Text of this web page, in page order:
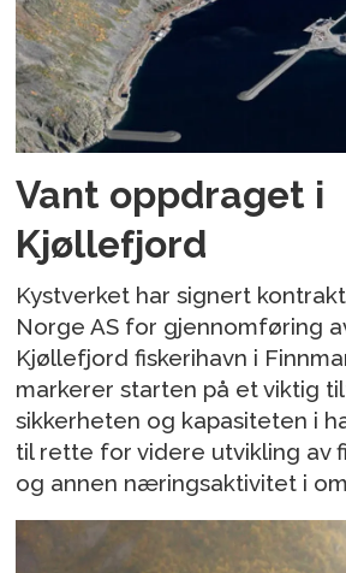
Vant oppdraget i
Kjøllefjord
Kystverket har signert
Norge AS for gjennomføring
Kjøllefjord fiskerihavn i
markerer starten på et viktig
sikkerheten og kapasiteten i
til rette for videre utvikling av
og annen næringsaktivitet i